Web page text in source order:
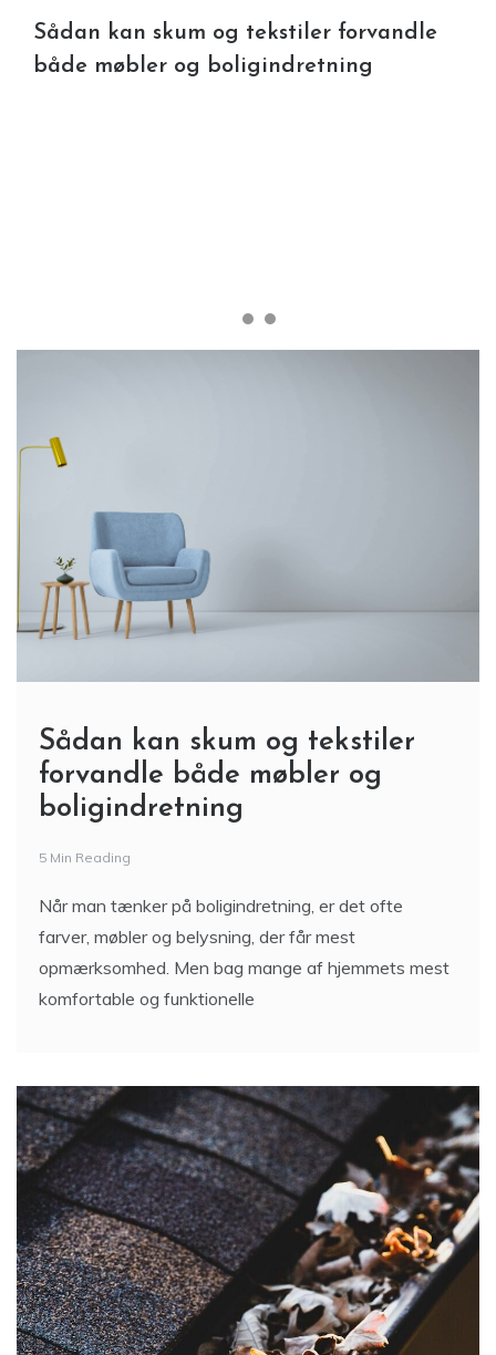
Sådan kan skum og tekstiler forvandle
både møbler og boligindretning
Sådan kan skum og tekstiler
forvandle både møbler og
boligindretning
5 Min Reading
Når man tænker på boligindretning, er det ofte
farver, møbler og belysning, der får mest
opmærksomhed. Men bag mange af hjemmets mest
komfortable og funktionelle